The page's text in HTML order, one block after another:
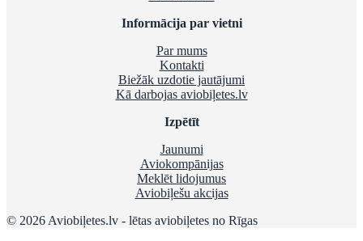
Informācija par vietni
Par mums
Kontakti
Biežāk uzdotie jautājumi
Kā darbojas aviobiļetes.lv
Izpētīt
Jaunumi
Aviokompānijas
Meklēt lidojumus
Aviobiļešu akcijas
© 2026 Aviobiļetes.lv - lētas aviobiļetes no Rīgas